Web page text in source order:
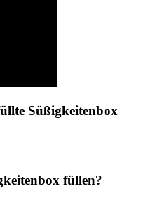
Süßigkeitenbox
füllen?